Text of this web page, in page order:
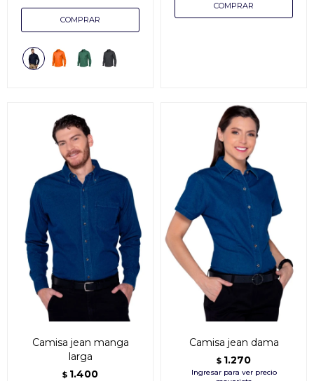
Camisa jean manga
larga
$ 1.400
Camisa jean dama
$ 1.270